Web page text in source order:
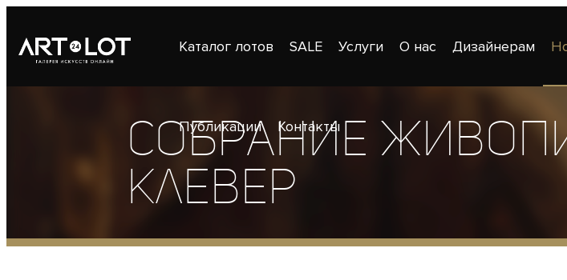
Каталог лотов SALE Услуги О нас Дизайнерам
Публикации Контакты
Собрание
Клевер